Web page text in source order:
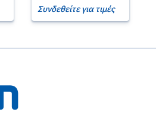
Συνδεθείτε για τιμές